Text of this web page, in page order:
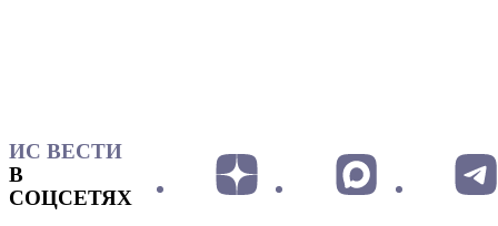
ИС ВЕСТИ
В
СОЦСЕТЯХ